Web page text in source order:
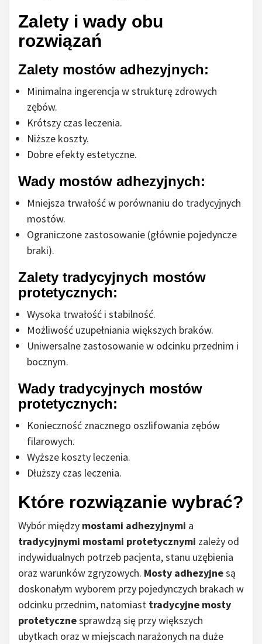
Zalety i wady obu
rozwiązań
Zalety mostów adhezyjnych:
Minimalna ingerencja w strukturę zdrowych
zębów.
Krótszy czas leczenia.
Niższe koszty.
Dobre efekty estetyczne.
Wady mostów adhezyjnych:
Mniejsza trwałość w porównaniu do tradycyjnych
mostów.
Ograniczone zastosowanie (głównie pojedyncze
braki).
Zalety tradycyjnych mostów
protetycznych:
Wysoka trwałość i stabilność.
Możliwość uzupełniania większych braków.
Uniwersalne zastosowanie w odcinku przednim i
bocznym.
Wady tradycyjnych mostów
protetycznych:
Konieczność znacznego oszlifowania zębów
filarowych.
Wyższe koszty leczenia.
Dłuższy czas leczenia.
Które rozwiązanie wybrać?
Wybór między mostami adhezyjnymi a
tradycyjnymi mostami protetycznymi zależy od
indywidualnych potrzeb pacjenta, stanu uzębienia
oraz warunków zgryzowych. Mosty adhezyjnesą
doskonałym wyborem przy pojedynczych brakach w
odcinku przednim, natomiast tradycyjne mosty
protetycznesprawdzą się przy większych
ubytkach oraz w miejscach narażonych na duże